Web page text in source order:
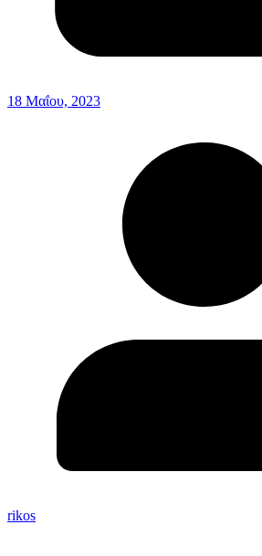
18 Μαΐου, 2023
rikos